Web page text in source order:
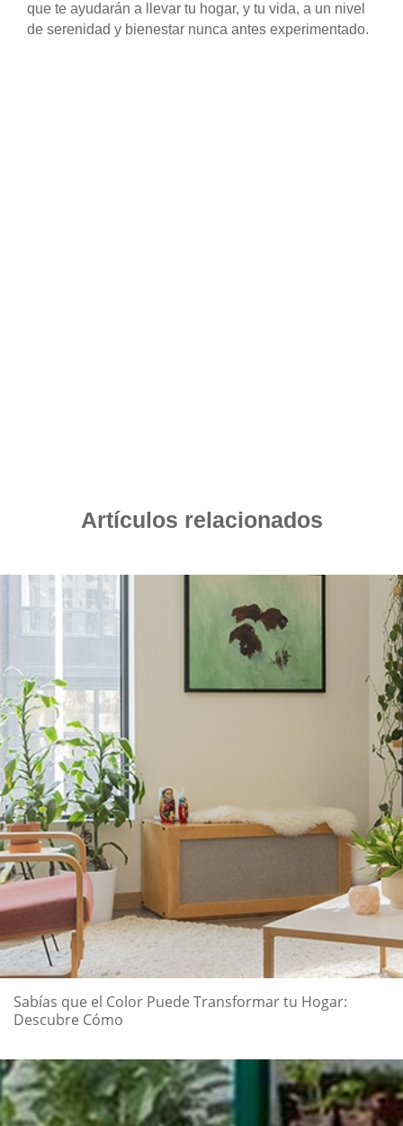
que te ayudarán a llevar tu hogar, y tu vida, a un nivel
de serenidad y bienestar nunca antes experimentado.
Artículos relacionados
Sabías que el Color Puede Transformar tu Hogar:
Descubre Cómo